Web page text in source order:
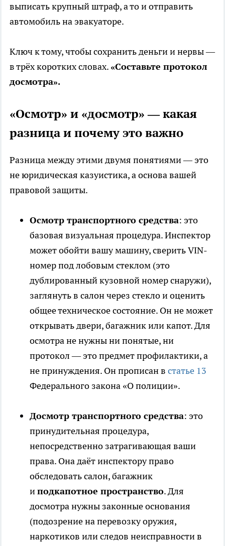
выписать крупный штраф, а то и отправить
автомобиль на эвакуаторе.
Ключ к тому, чтобы сохранить деньги и нервы —
в трёх коротких словах. «Составьте протокол
досмотра».
«Осмотр» и «досмотр» — какая
разница и почему это важно
Разница между этими двумя понятиями — это
не юридическая казуистика, а основа вашей
правовой защиты.
Осмотр транспортного средства: это
базовая визуальная процедура. Инспектор
может обойти вашу машину, сверить VIN-
номер под лобовым стеклом (это
дублированный кузовной номер снаружи),
заглянуть в салон через стекло и оценить
общее техническое состояние. Он не может
открывать двери, багажник или капот. Для
осмотра не нужны ни понятые, ни
протокол — это предмет профилактики, а
не принуждения. Он прописан в статье 13
Федерального закона «О полиции».
Досмотр транспортного средства: это
принудительная процедура,
непосредственно затрагивающая ваши
права. Она даёт инспектору право
обследовать салон, багажник
иподкапотное пространство. Для
досмотра нужны законные основания
(подозрение на перевозку оружия,
наркотиков или следов неисправности в